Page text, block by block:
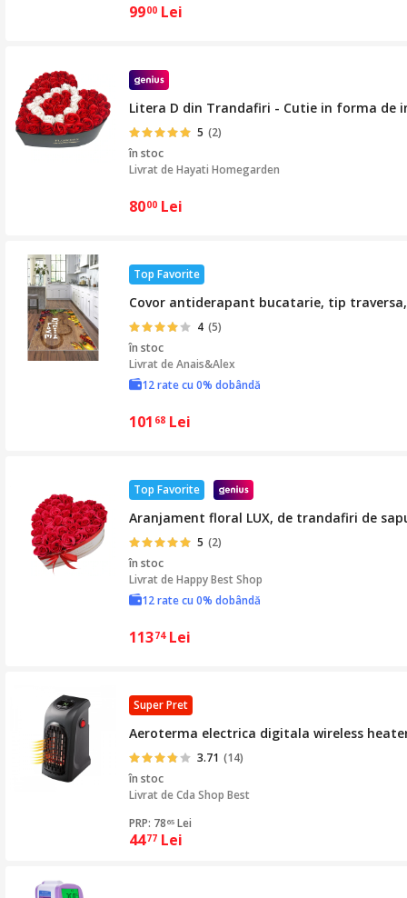
9900 Lei
Litera D din Trandafiri - Cutie in forma de
5 (2)
în stoc
Livrat deHayati Homegarden
8000 Lei
Top Favorite
Covor antiderapant bucatarie, tip
4 (5)
în stoc
Livrat deAnais&Alex
12 rate cu 0% dobândă
101 68 Lei
Top Favorite
Aranjament floral LUX, de trandafiri de
5 (2)
în stoc
Livrat deHappy Best Shop
12 rate cu 0% dobândă
11374 Lei
Super Pret
Aeroterma electrica digitala wireless
3.71 (14)
în stoc
Livrat deCda Shop Best
PRP: 78 65 Lei
4477 Lei